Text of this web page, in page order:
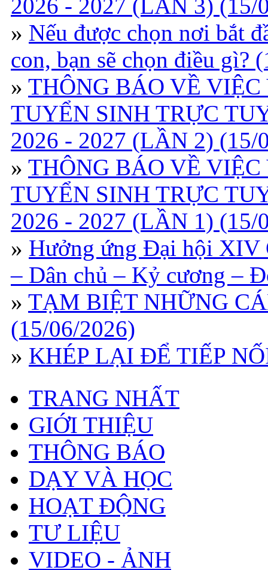
2026 - 2027 (LẦN 3) (15/
» Nếu được chọn nơi bắt
con, bạn sẽ chọn điều gì?
» THÔNG BÁO VỀ
TUYỂN SINH TRỰC
2026 - 2027 (LẦN 2) (15/
» THÔNG BÁO VỀ
TUYỂN SINH TRỰC
2026 - 2027 (LẦN 1) (15/
» Hưởng ứng Đại hội XIV
– Dân chủ – Kỷ cương –
» TẠM BIỆT NHỮNG
(15/06/2026)
» KHÉP LẠI ĐỂ TIẾP
TRANG NHẤT
GIỚI THIỆU
THÔNG BÁO
DẠY VÀ HỌC
HOẠT ĐỘNG
TƯ LIỆU
VIDEO - ẢNH